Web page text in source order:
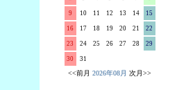
9 10 11 12 13 14 15
16 17 18 19 20 21 22
23 24 25 26 27 28 29
30 31
<<前月 2026年08月 次月>>